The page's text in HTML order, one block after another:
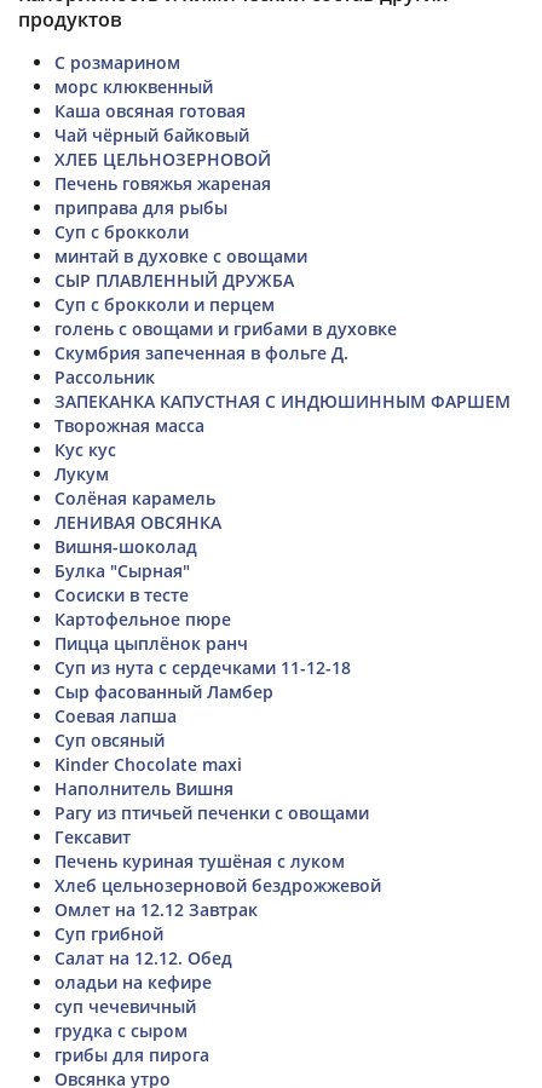
продуктов
С розмарином
морс клюквенный
Каша овсяная готовая
Чай чёрный байковый
ХЛЕБ ЦЕЛЬНОЗЕРНОВОЙ
Печень говяжья жареная
приправа для рыбы
Суп с брокколи
минтай в духовке с овощами
СЫР ПЛАВЛЕННЫЙ ДРУЖБА
Суп с брокколи и перцем
голень с овощами и грибами в духовке
Скумбрия запеченная в фольге Д.
Рассольник
ЗАПЕКАНКА КАПУСТНАЯ С ИНДЮШИННЫМ ФАРШЕМ
Творожная масса
Кус кус
Лукум
Солёная карамель
ЛЕНИВАЯ ОВСЯНКА
Вишня-шоколад
Булка "Сырная"
Сосиски в тесте
Картофельное пюре
Пицца цыплёнок ранч
Суп из нута с сердечками 11-12-18
Сыр фасованный Ламбер
Соевая лапша
Суп овсяный
Kinder Chocolate maxi
Наполнитель Вишня
Рагу из птичьей печенки с овощами
Гексавит
Печень куриная тушёная с луком
Хлеб цельнозерновой бездрожжевой
Омлет на 12.12 Завтрак
Суп грибной
Салат на 12.12. Обед
оладьи на кефире
суп чечевичный
грудка с сыром
грибы для пирога
Овсянка утро